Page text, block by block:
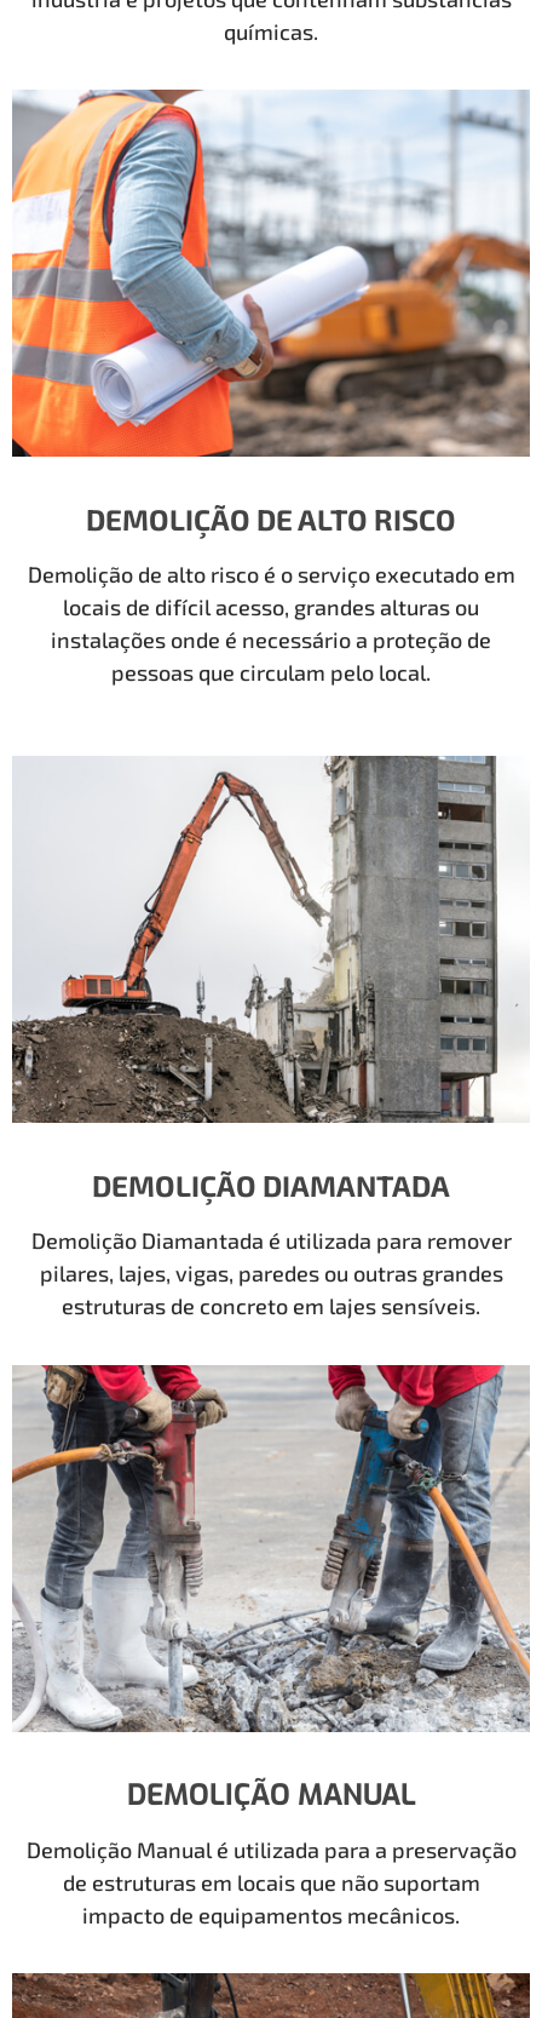
químicas.
DEMOLIÇÃO DE ALTO RISCO
Demolição de alto risco é o serviço executado em
locais de difícil acesso, grandes alturas ou
instalações onde é necessário a proteção de
pessoas que circulam pelo local.
DEMOLIÇÃO DIAMANTADA
Demolição Diamantada é utilizada para remover
pilares, lajes, vigas, paredes ou outras grandes
estruturas de concreto em lajes sensíveis.
DEMOLIÇÃO MANUAL
Demolição Manual é utilizada para a preservação
de estruturas em locais que não suportam
impacto de equipamentos mecânicos.